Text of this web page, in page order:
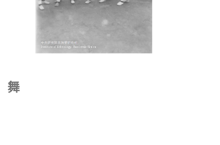
舞